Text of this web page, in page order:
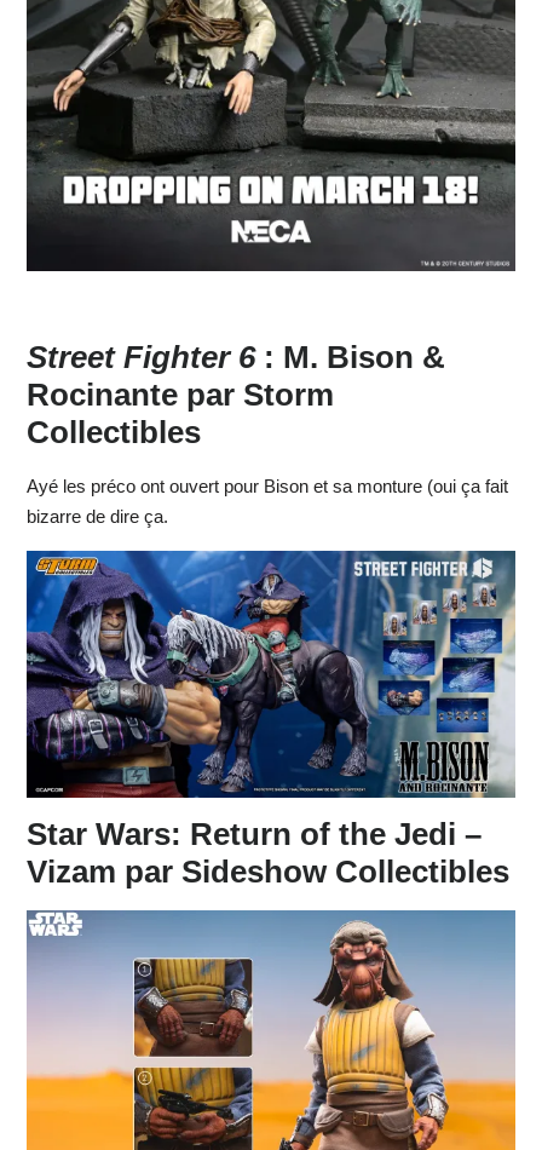
Street Fighter 6: M. Bison &
Rocinante par Storm
Collectibles
Ayé les préco ont ouvert pour Bison et sa monture (oui ça fait
bizarre de dire ça.
Star Wars: Return of the Jedi –
Vizam par Sideshow Collectibles